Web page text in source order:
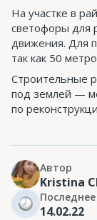
На участке в
светофоры для
движения. Для
так как 50
Строительные
под землей —
по
Автор
Kristina
14.02.22